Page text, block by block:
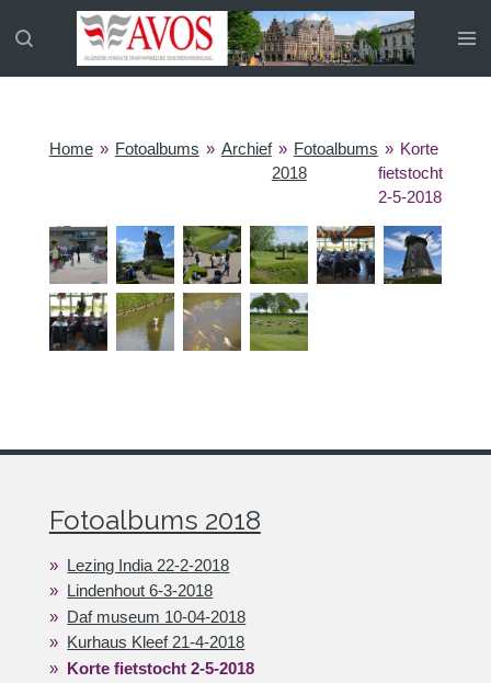
direct
Home » Fotoalbums » Archief » Fotoalbums
2018
» Korte
fietstocht
2-5-2018
Fotoalbums 2018
Lezing India 22-2-2018
Lindenhout 6-3-2018
Daf museum 10-04-2018
Kurhaus Kleef 21-4-2018
Korte fietstocht 2-5-2018